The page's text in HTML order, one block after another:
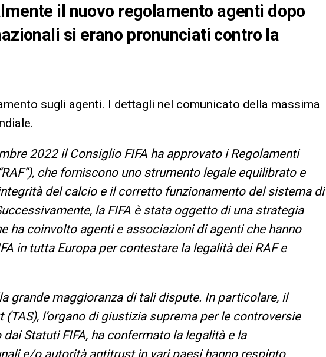
il nuovo regolamento agenti dopo
si erano pronunciati contro la
sugli agenti. I dettagli nel comunicato della massima
2022 il Consiglio FIFA ha approvato i Regolamenti
che forniscono uno strumento legale equilibrato e
del calcio e il corretto funzionamento del sistema di
la FIFA è stata oggetto di una strategia
ha coinvolto agenti e associazioni di agenti che hanno
in tutta Europa per contestare la legalità dei RAF e
grande maggioranza di tali dispute. In particolare, il
l’organo di giustizia suprema per le controversie
Statuti FIFA, ha confermato la legalità e la
e/o autorità antitrust in vari paesi hanno respinto